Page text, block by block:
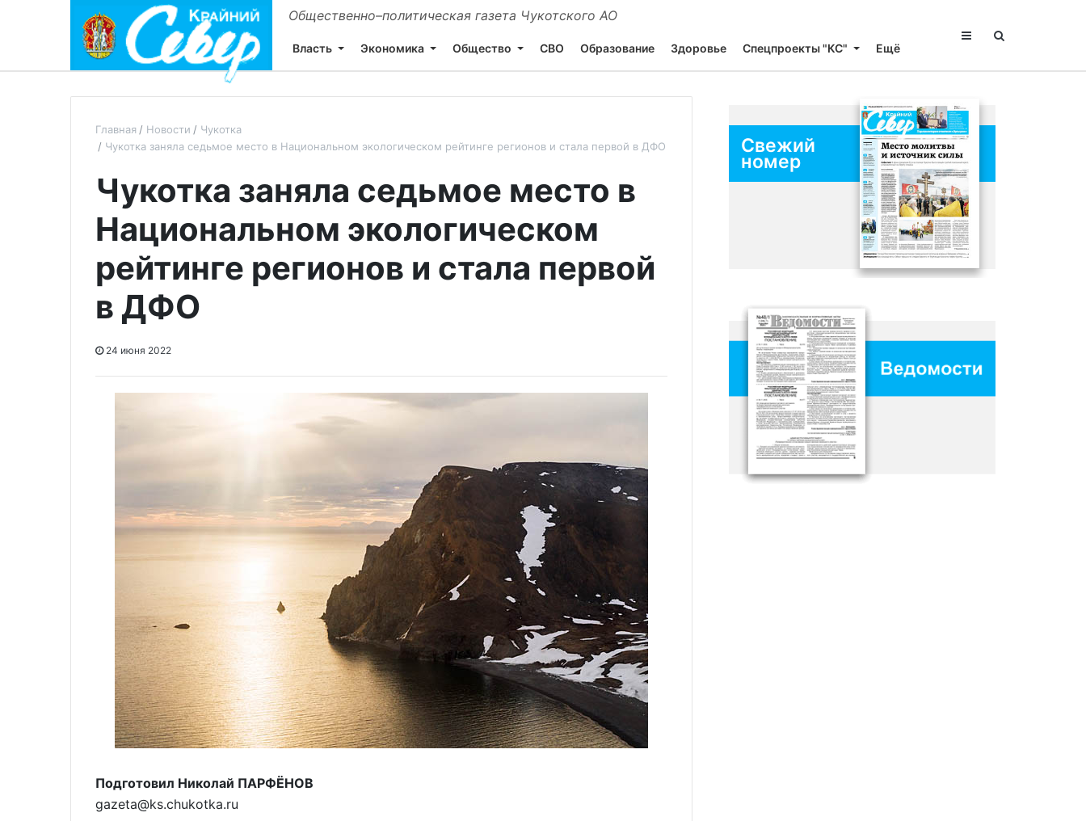
Общественно–политическая газета Чукотского АО
Власть Экономика Общество СВО Образование Здоровье Спецпроекты "КС" Ещё
Главная Новости
Чукотка
Чукотка заняла седьмое место в Национальном экологическом рейтинге регионов и стала первой в ДФО
Чукотка заняла седьмое место в
Национальном экологическом
рейтинге регионов и стала первой
в ДФО
24 июня 2022
Подготовил Николай ПАРФЁНОВ
gazeta@ks.chukotka.ru
Свежий
номер